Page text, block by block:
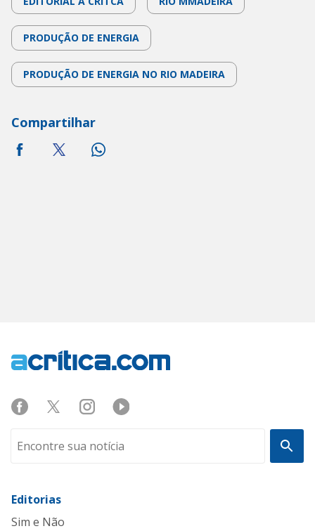
PRODUÇÃO DE ENERGIA
PRODUÇÃO DE ENERGIA NO RIO MADEIRA
Compartilhar
Editorias
Sim e Não